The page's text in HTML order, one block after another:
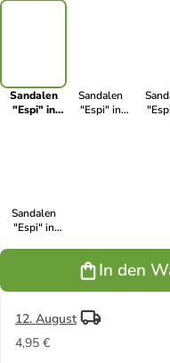
Sandalen
"Espi" in
Sandalen
"Espi" in
Sandalen
"Espi" in
In den
12. August
4,95 €